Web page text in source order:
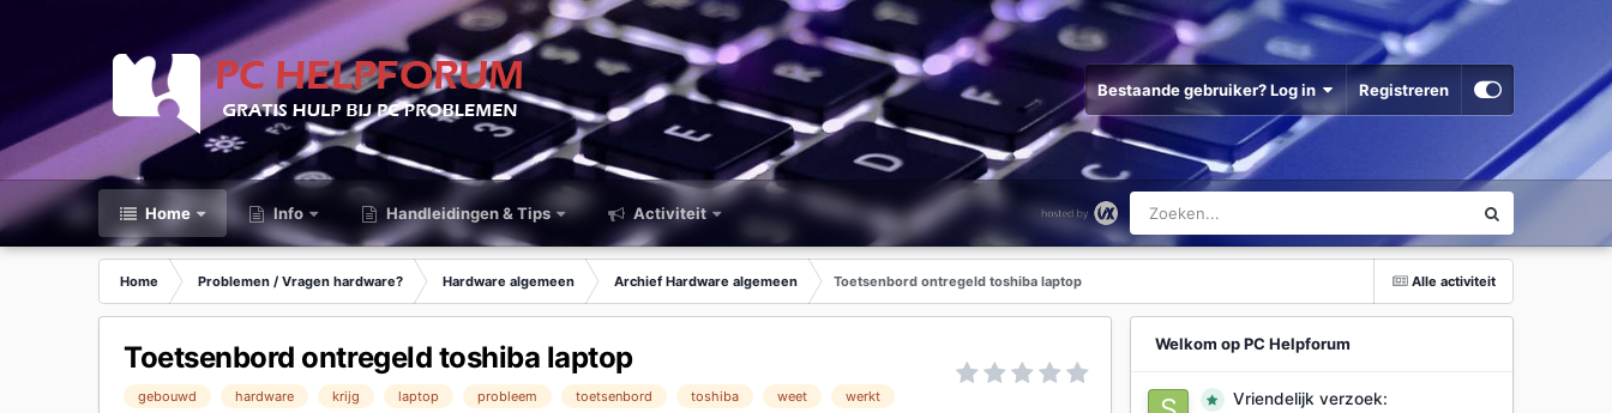
Bestaande gebruiker? Log in Registreren
Home Info Handleidingen & Tips Activiteit
Alle activiteit
Home Problemen / Vragen hardware? Hardware algemeen Archief Hardware algemeen Toetsenbord ontregeld toshiba laptop
Toetsenbord ontregeld toshiba laptop
gebouwd hardware krijg laptop probleem toetsenbord toshiba weet werkt
Welkom op PC Helpforum
Vriendelijk verzoek: